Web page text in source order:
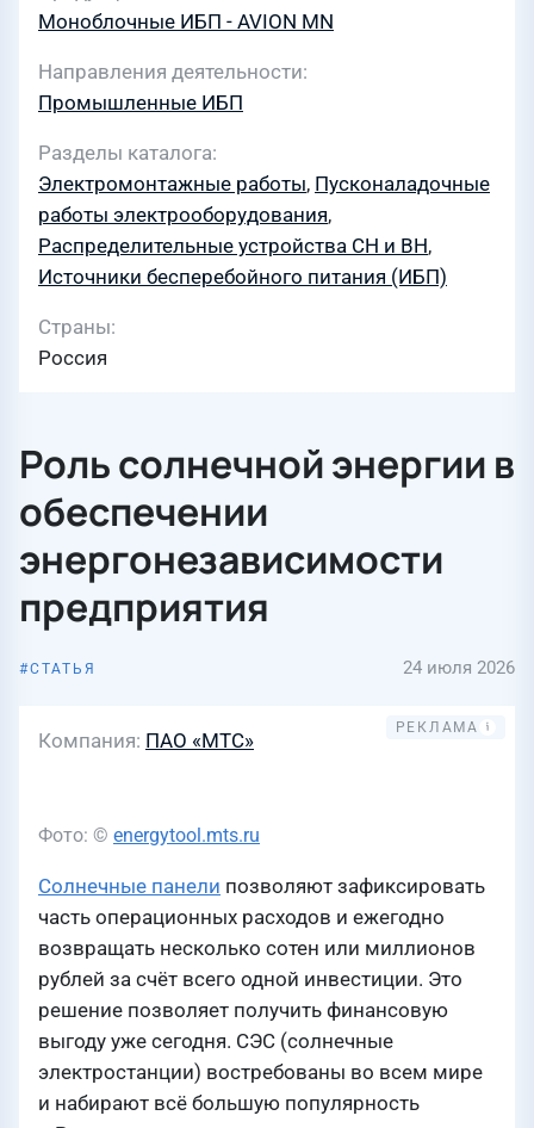
Моноблочные ИБП - AVION MN
Направления деятельности
Промышленные ИБП
Разделы каталога
Электромонтажные работы, Пусконаладочные
работы электрооборудования,
Распределительные устройства СН и ВН,
Источники бесперебойного питания (ИБП)
Страны
Россия
Роль солнечной энергии в
обеспечении
энергонезависимости
предприятия
СТАТЬЯ 24 июля 2026
Компания ПАО «МТС»
Фото: © energytool.mts.ru
Солнечные панели позволяют зафиксировать
часть операционных расходов и ежегодно
возвращать несколько сотен или миллионов
рублей за счёт всего одной инвестиции. Это
решение позволяет получить финансовую
выгоду уже сегодня. СЭС (солнечные
электростанции) востребованы во всем мире
и набирают всё большую популярность